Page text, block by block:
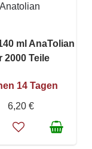
Anatolian
ml AnaTolian
2000 Teile
14 Tagen
6,20 €